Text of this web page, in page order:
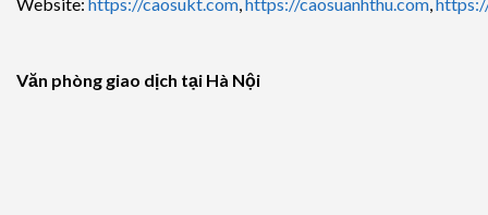
Văn phòng giao dịch tại Hà Nội